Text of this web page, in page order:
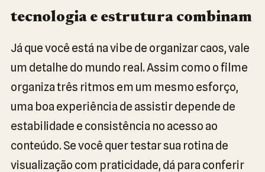
tecnologia e estrutura combinam
Já que você está na vibe de organizar caos, vale
um detalhe do mundo real. Assim como o filme
organiza três ritmos em um mesmo esforço,
uma boa experiência de assistir depende de
estabilidade e consistência no acesso ao
conteúdo. Se você quer testar sua rotina de
visualização com praticidade, dá para conferir